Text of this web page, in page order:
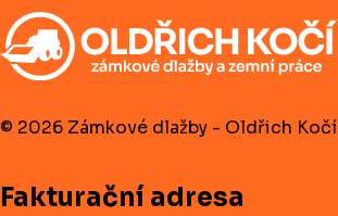
© 2026 Zámkové dlažby - Oldřich Kočí
Fakturační adresa